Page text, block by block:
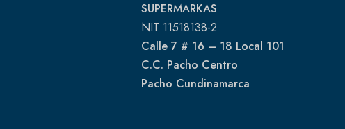
SUPERMARKAS
NIT 11518138-2
Calle 7 # 16 – 18 Local 101
C.C. Pacho Centro
Pacho Cundinamarca